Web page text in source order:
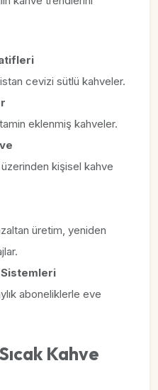
cevizi sütlü kahveler.
eklenmiş kahveler.
kişisel kahve
üretim, yeniden
aboneliklerle eve
Kahve